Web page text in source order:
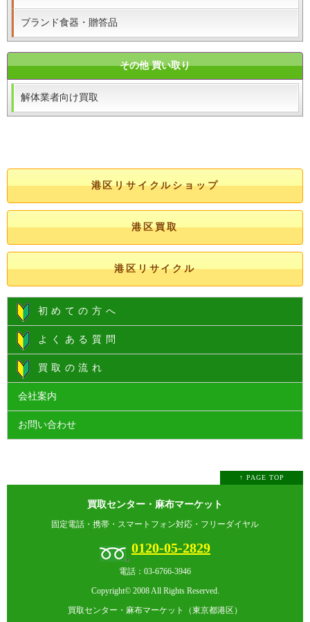
ブランド食器・贈答品
その他 買い取り
解体業者向け買取
港区リサイクルショップ
港区買取
港区リサイクル
初めての方へ
よくある質問
買取の流れ
会社案内
お問い合わせ
↑ PAGE TOP
買取センター・麻布マーケット
固定電話・携帯・スマートフォン対応・フリーダイヤル
0120-05-2829
電話：03-6766-3946
Copyright© 2008 All Rights Reserved.
買取センター・麻布マーケット（東京都港区）